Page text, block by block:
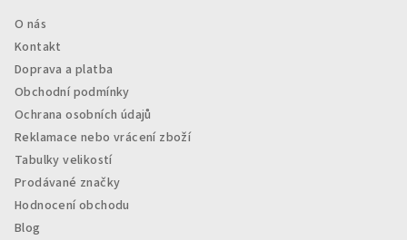
O nás
Kontakt
Doprava a platba
Obchodní podmínky
Ochrana osobních údajů
Reklamace nebo vrácení zboží
Tabulky velikostí
Prodávané značky
Hodnocení obchodu
Blog